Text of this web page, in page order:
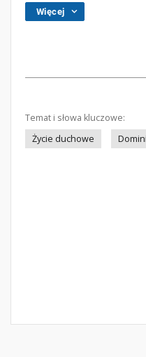
Więcej
Temat i słowa kluczowe:
Życie duchowe